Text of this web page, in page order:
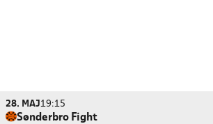
28. MAJ19:15
Sønderbro Fight